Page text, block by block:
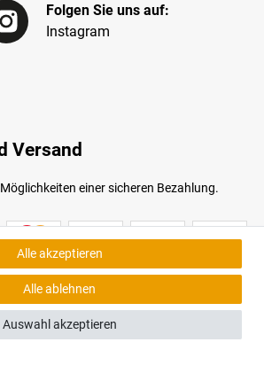
Folgen Sie uns auf:
Instagram
Versand
einer sicheren Bezahlung.
der Vorrat reicht.
Alle akzeptieren
Alle ablehnen
Auswahl akzeptieren